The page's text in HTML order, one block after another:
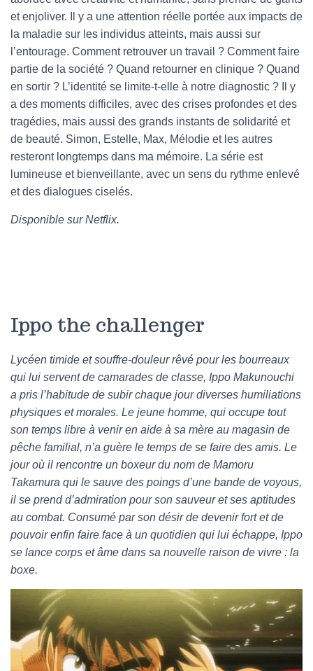
et enjoliver. Il y a une attention réelle portée aux impacts de
la maladie sur les individus atteints, mais aussi sur
l’entourage. Comment retrouver un travail ? Comment faire
partie de la société ? Quand retourner en clinique ? Quand
en sortir ? L’identité se limite-t-elle à notre diagnostic ? Il y
a des moments difficiles, avec des crises profondes et des
tragédies, mais aussi des grands instants de solidarité et
de beauté. Simon, Estelle, Max, Mélodie et les autres
resteront longtemps dans ma mémoire. La série est
lumineuse et bienveillante, avec un sens du rythme enlevé
et des dialogues ciselés.
Disponible sur Netflix.
Ippo the challenger
Lycéen timide et souffre-douleur rêvé pour les bourreaux
qui lui servent de camarades de classe, Ippo Makunouchi
a pris l’habitude de subir chaque jour diverses humiliations
physiques et morales. Le jeune homme, qui occupe tout
son temps libre à venir en aide à sa mère au magasin de
pêche familial, n’a guère le temps de se faire des amis. Le
jour où il rencontre un boxeur du nom de Mamoru
Takamura qui le sauve des poings d’une bande de voyous,
il se prend d’admiration pour son sauveur et ses aptitudes
au combat. Consumé par son désir de devenir fort et de
pouvoir enfin faire face à un quotidien qui lui échappe, Ippo
se lance corps et âme dans sa nouvelle raison de vivre : la
boxe.